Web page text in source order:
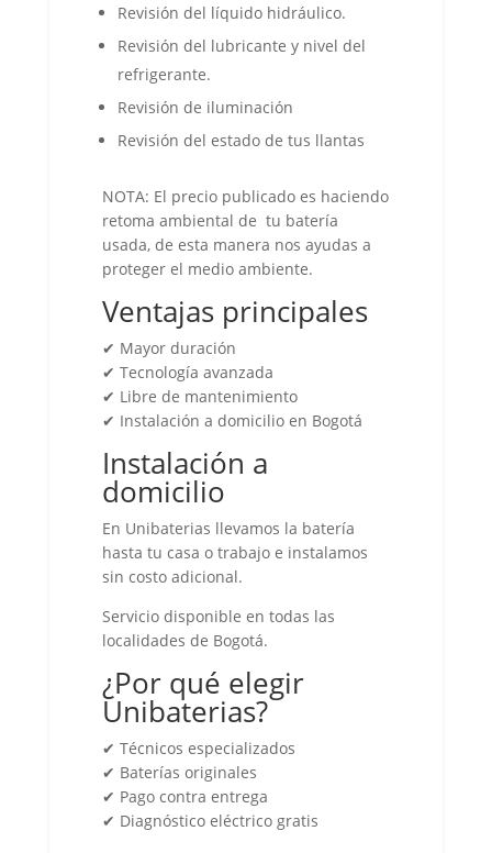
Revisión del líquido hidráulico.
Revisión del lubricante y nivel del
refrigerante.
Revisión de iluminación
Revisión del estado de tus llantas
NOTA: El precio publicado es haciendo
retoma ambiental de tu batería
usada, de esta manera nos ayudas a
proteger el medio ambiente.
Ventajas principales
✔ Mayor duración
✔ Tecnología avanzada
✔ Libre de mantenimiento
✔ Instalación a domicilio en Bogotá
Instalación a
domicilio
En Unibaterias llevamos la batería
hasta tu casa o trabajo e instalamos
sin costo adicional.
Servicio disponible en todas las
localidades de Bogotá.
¿Por qué elegir
Unibaterias?
✔ Técnicos especializados
✔ Baterías originales
✔ Pago contra entrega
✔ Diagnóstico eléctrico gratis